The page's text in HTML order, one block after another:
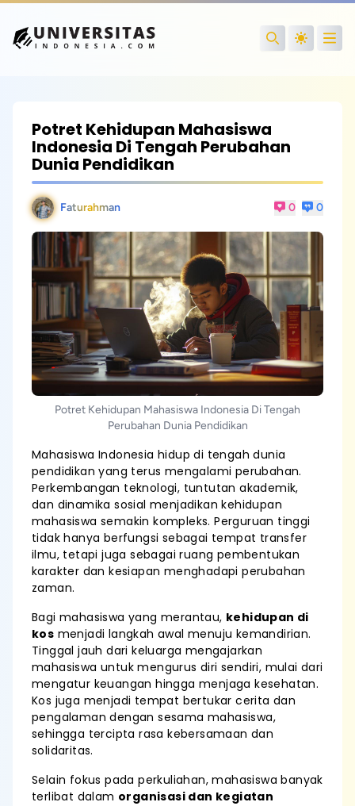
Search
Potret Kehidupan Mahasiswa
Indonesia Di Tengah Perubahan
Dunia Pendidikan
Faturahman 0 0
Potret Kehidupan Mahasiswa Indonesia Di Tengah
Perubahan Dunia Pendidikan
Mahasiswa Indonesia hidup di tengah dunia
pendidikan yang terus mengalami perubahan.
Perkembangan teknologi, tuntutan akademik,
dan dinamika sosial menjadikan kehidupan
mahasiswa semakin kompleks. Perguruan tinggi
tidak hanya berfungsi sebagai tempat transfer
ilmu, tetapi juga sebagai ruang pembentukan
karakter dan kesiapan menghadapi perubahan
zaman.
Bagi mahasiswa yang merantau, kehidupan di
kos menjadi langkah awal menuju kemandirian.
Tinggal jauh dari keluarga mengajarkan
mahasiswa untuk mengurus diri sendiri, mulai dari
mengatur keuangan hingga menjaga kesehatan.
Kos juga menjadi tempat bertukar cerita dan
pengalaman dengan sesama mahasiswa,
sehingga tercipta rasa kebersamaan dan
solidaritas.
Selain fokus pada perkuliahan, mahasiswa banyak
terlibat dalam organisasi dan kegiatan